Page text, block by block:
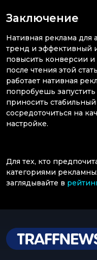
Заключение
Нативная реклама
тренд и эффективный
повысить конверсии
после чтения этой
работает нативная
попробуешь
приносить
сосредоточиться на
настройке.
Для тех, кто
категориями
заглядывайте в